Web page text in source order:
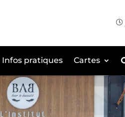
Infos pratiques Cartes